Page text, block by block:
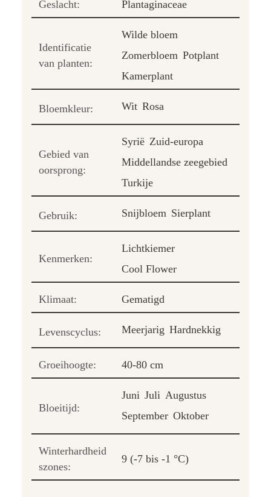
Geslacht: Plantaginaceae
Identificatie
van planten:
Wilde bloem
Zomerbloem Potplant
Kamerplant
Bloemkleur: Wit Rosa
Gebied van
oorsprong:
Syrië Zuid-europa
Middellandse zeegebied
Turkije
Gebruik: Snijbloem Sierplant
Kenmerken:
Lichtkiemer
Cool Flower
Klimaat: Gematigd
Levenscyclus: Meerjarig Hardnekkig
Groeihoogte: 40-80 cm
Bloeitijd:
Juni Juli Augustus
September Oktober
Winterhardheid
szones:
9 (-7 bis -1 °C)